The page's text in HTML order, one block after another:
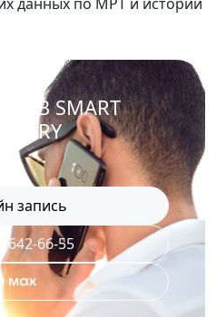
В SMART
запись
642-66-55